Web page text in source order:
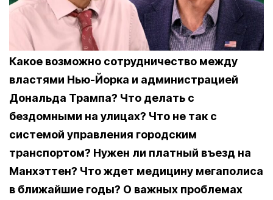
Какое возможно сотрудничество между
властями Нью-Йорка и администрацией
Дональда Трампа? Что делать с
бездомными на улицах? Что не так с
системой управления городским
транспортом? Нужен ли платный въезд на
Манхэттен? Что ждет медицину мегаполиса
в ближайшие годы? О важных проблемах